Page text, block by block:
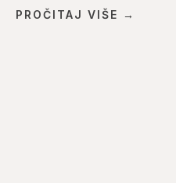
PROČITAJ VIŠE →